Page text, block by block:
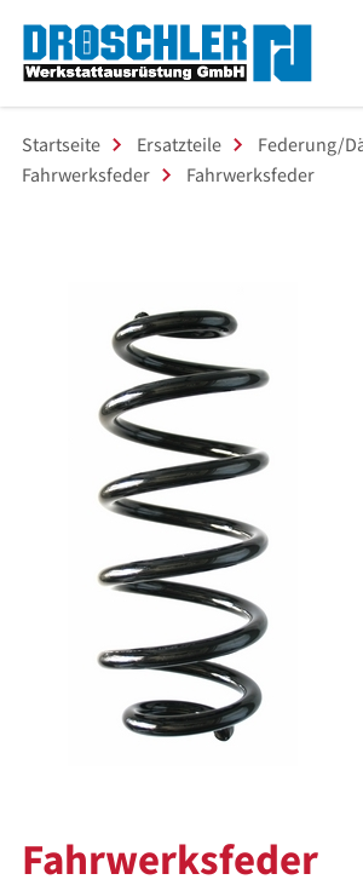
Startseite Ersatzteile
Federung/
Fahrwerksfeder
Fahrwerksfeder
Fahrwerksfeder